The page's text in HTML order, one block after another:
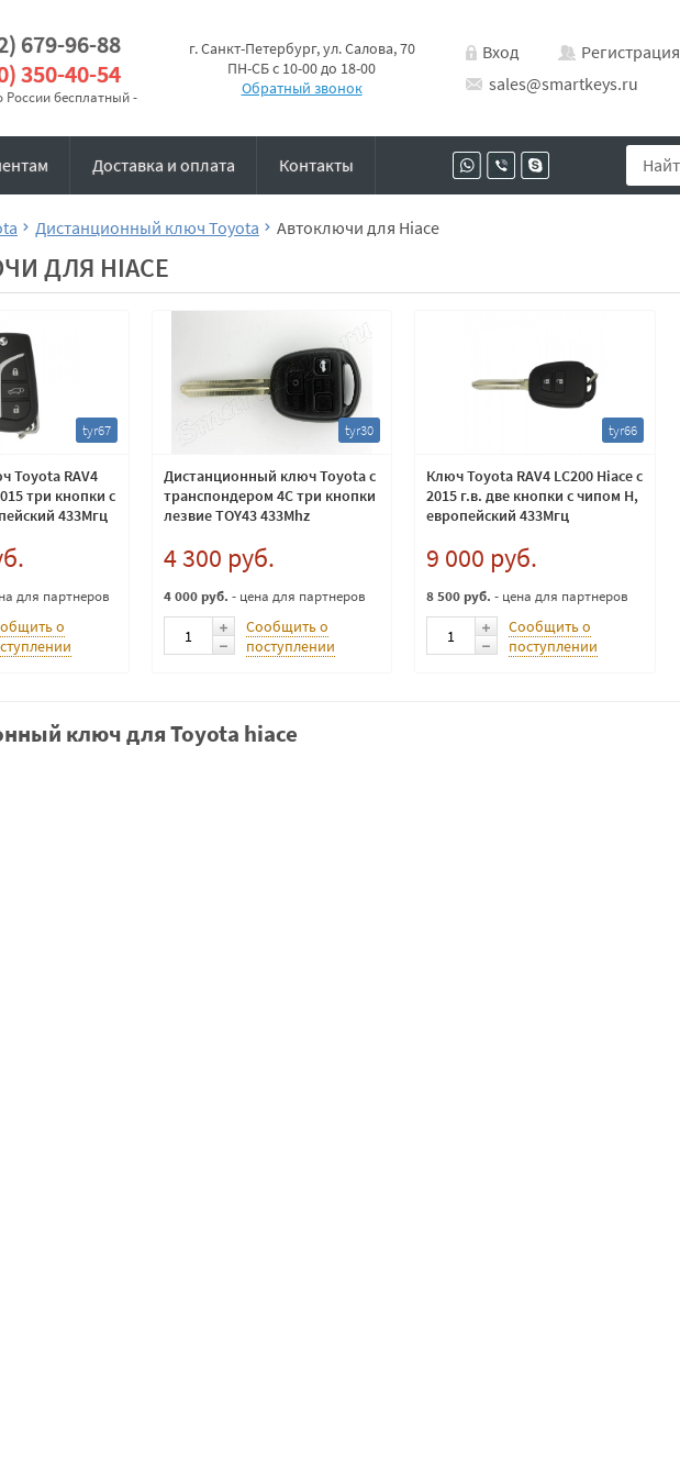
679-96-88
350-40-54
России бесплатный -
г. Санкт-Петербург, ул. Салова, 70
ПН-СБ с 10-00 до 18-00
Обратный звонок
Вход
Регистрация
sales@smartkeys.ru
Доставка и оплата Контакты
Дистанционный ключ Toyota Автоключи для Hiace
ДЛЯ HIACE
tyr67
Toyota RAV4
три кнопки с
433Мгц
для партнеров
о
tyr30
Дистанционный ключ Toyota с
транспондером 4C три кнопки
лезвие TOY43 433Mhz
4 300 руб.
4 000 руб. - цена для партнеров
Сообщить о
поступлении
tyr66
Ключ Toyota RAV4 LC200 Hiace с
2015 г.в. две кнопки с чипом H,
европейский 433Мгц
9 000 руб.
8 500 руб. - цена для партнеров
Сообщить о
поступлении
ключ для Toyota hiace